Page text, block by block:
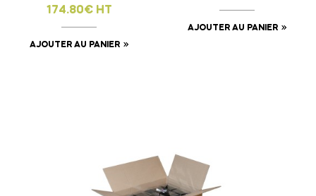
174.80€ HT
AJOUTER AU PANIER
AJOUTER AU PANIER